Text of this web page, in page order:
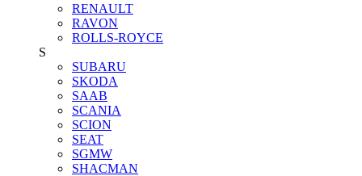
RENAULT
RAVON
ROLLS-ROYCE
S
SUBARU
SKODA
SAAB
SCANIA
SCION
SEAT
SGMW
SHACMAN